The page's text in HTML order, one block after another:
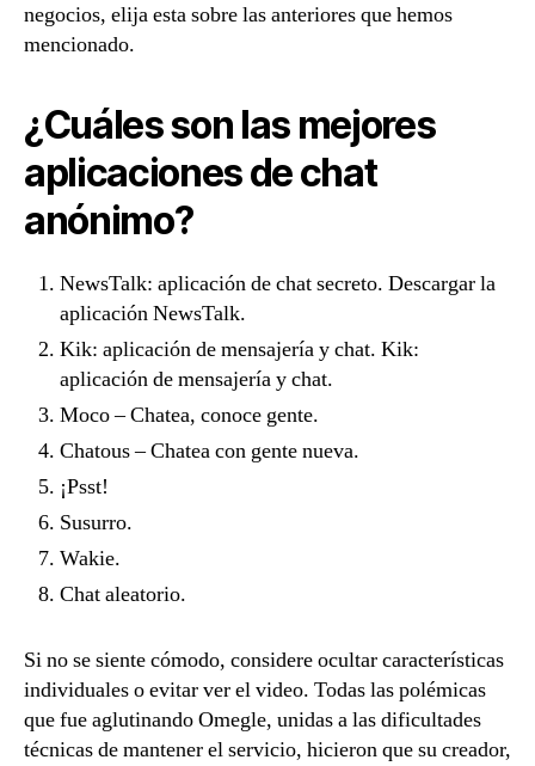
negocios, elija esta sobre las anteriores que hemos
mencionado.
¿Cuáles son las mejores
aplicaciones de chat
anónimo?
NewsTalk: aplicación de chat secreto. Descargar la
aplicación NewsTalk.
Kik: aplicación de mensajería y chat. Kik:
aplicación de mensajería y chat.
Moco – Chatea, conoce gente.
Chatous – Chatea con gente nueva.
¡Psst!
Susurro.
Wakie.
Chat aleatorio.
Si no se siente cómodo, considere ocultar características
individuales o evitar ver el video. Todas las polémicas
que fue aglutinando Omegle, unidas a las dificultades
técnicas de mantener el servicio, hicieron que su creador,